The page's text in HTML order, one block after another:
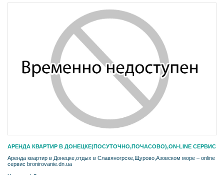
АРЕНДА КВАРТИР В ДОНЕЦКЕ(ПОСУТОЧНО,ПОЧАСОВО),ON-LINE СЕРВИС
Аренда квартир в Донецке,отдых в Славяногрске,Щурово,Азовском море – online
сервис bronirovanie.dn.ua